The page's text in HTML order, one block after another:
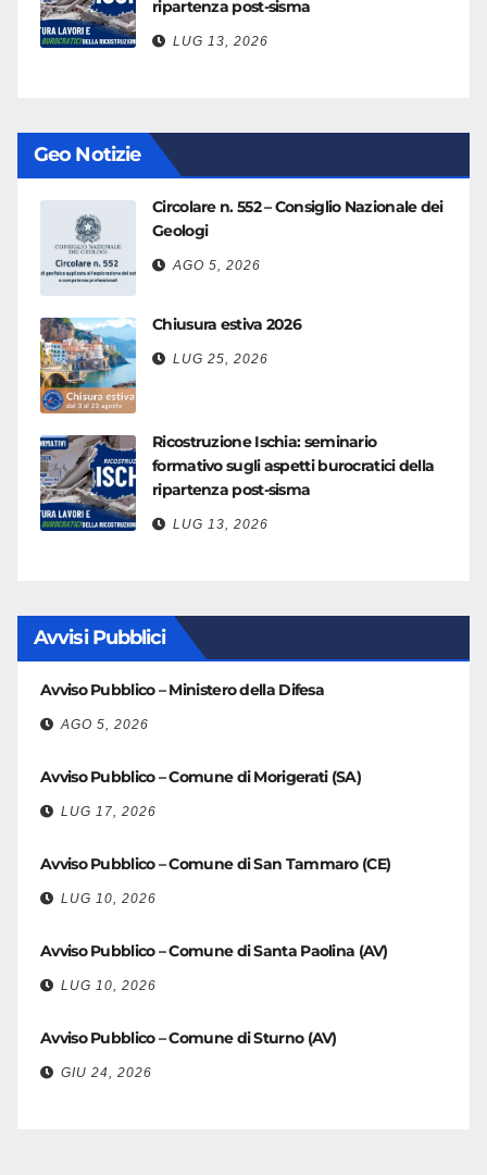
ripartenza post-sisma
LUG 13, 2026
Geo Notizie
Circolare n. 552 – Consiglio Nazionale dei
Geologi
AGO 5, 2026
Chiusura estiva 2026
LUG 25, 2026
Ricostruzione Ischia: seminario
formativo sugli aspetti burocratici della
ripartenza post-sisma
LUG 13, 2026
Avvisi Pubblici
Avviso Pubblico – Ministero della Difesa
AGO 5, 2026
Avviso Pubblico – Comune di Morigerati (SA)
LUG 17, 2026
Avviso Pubblico – Comune di San Tammaro (CE)
LUG 10, 2026
Avviso Pubblico – Comune di Santa Paolina (AV)
LUG 10, 2026
Avviso Pubblico – Comune di Sturno (AV)
GIU 24, 2026